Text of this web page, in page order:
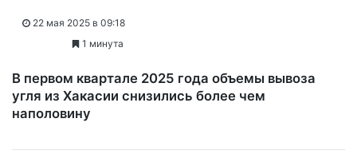
22 мая 2025 в 09:18
1 минута
В первом квартале 2025 года объемы вывоза
угля из Хакасии снизились более чем
наполовину